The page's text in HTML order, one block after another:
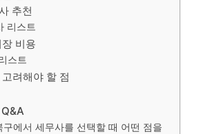
추천
리스트
비용
스트
려해야 할 점
구에서 세무사를 선택할 때 어떤 점을